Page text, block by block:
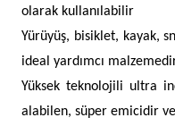
olarak kullanılabilir
Yürüyüş, bisiklet, kayak,
ideal yardımcı
Yüksek teknolojili ultra
alabilen, süper emicidir